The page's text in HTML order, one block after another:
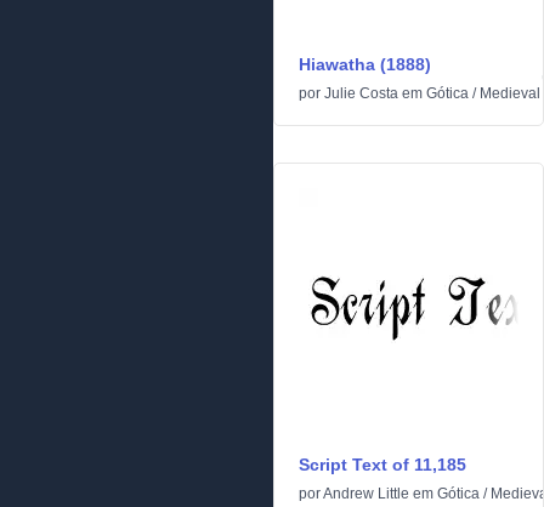
Hiawatha (1888)
por Julie Costa em Gótica / Medieval
Script Text of 11,185
porAndrew Little em Gótica /